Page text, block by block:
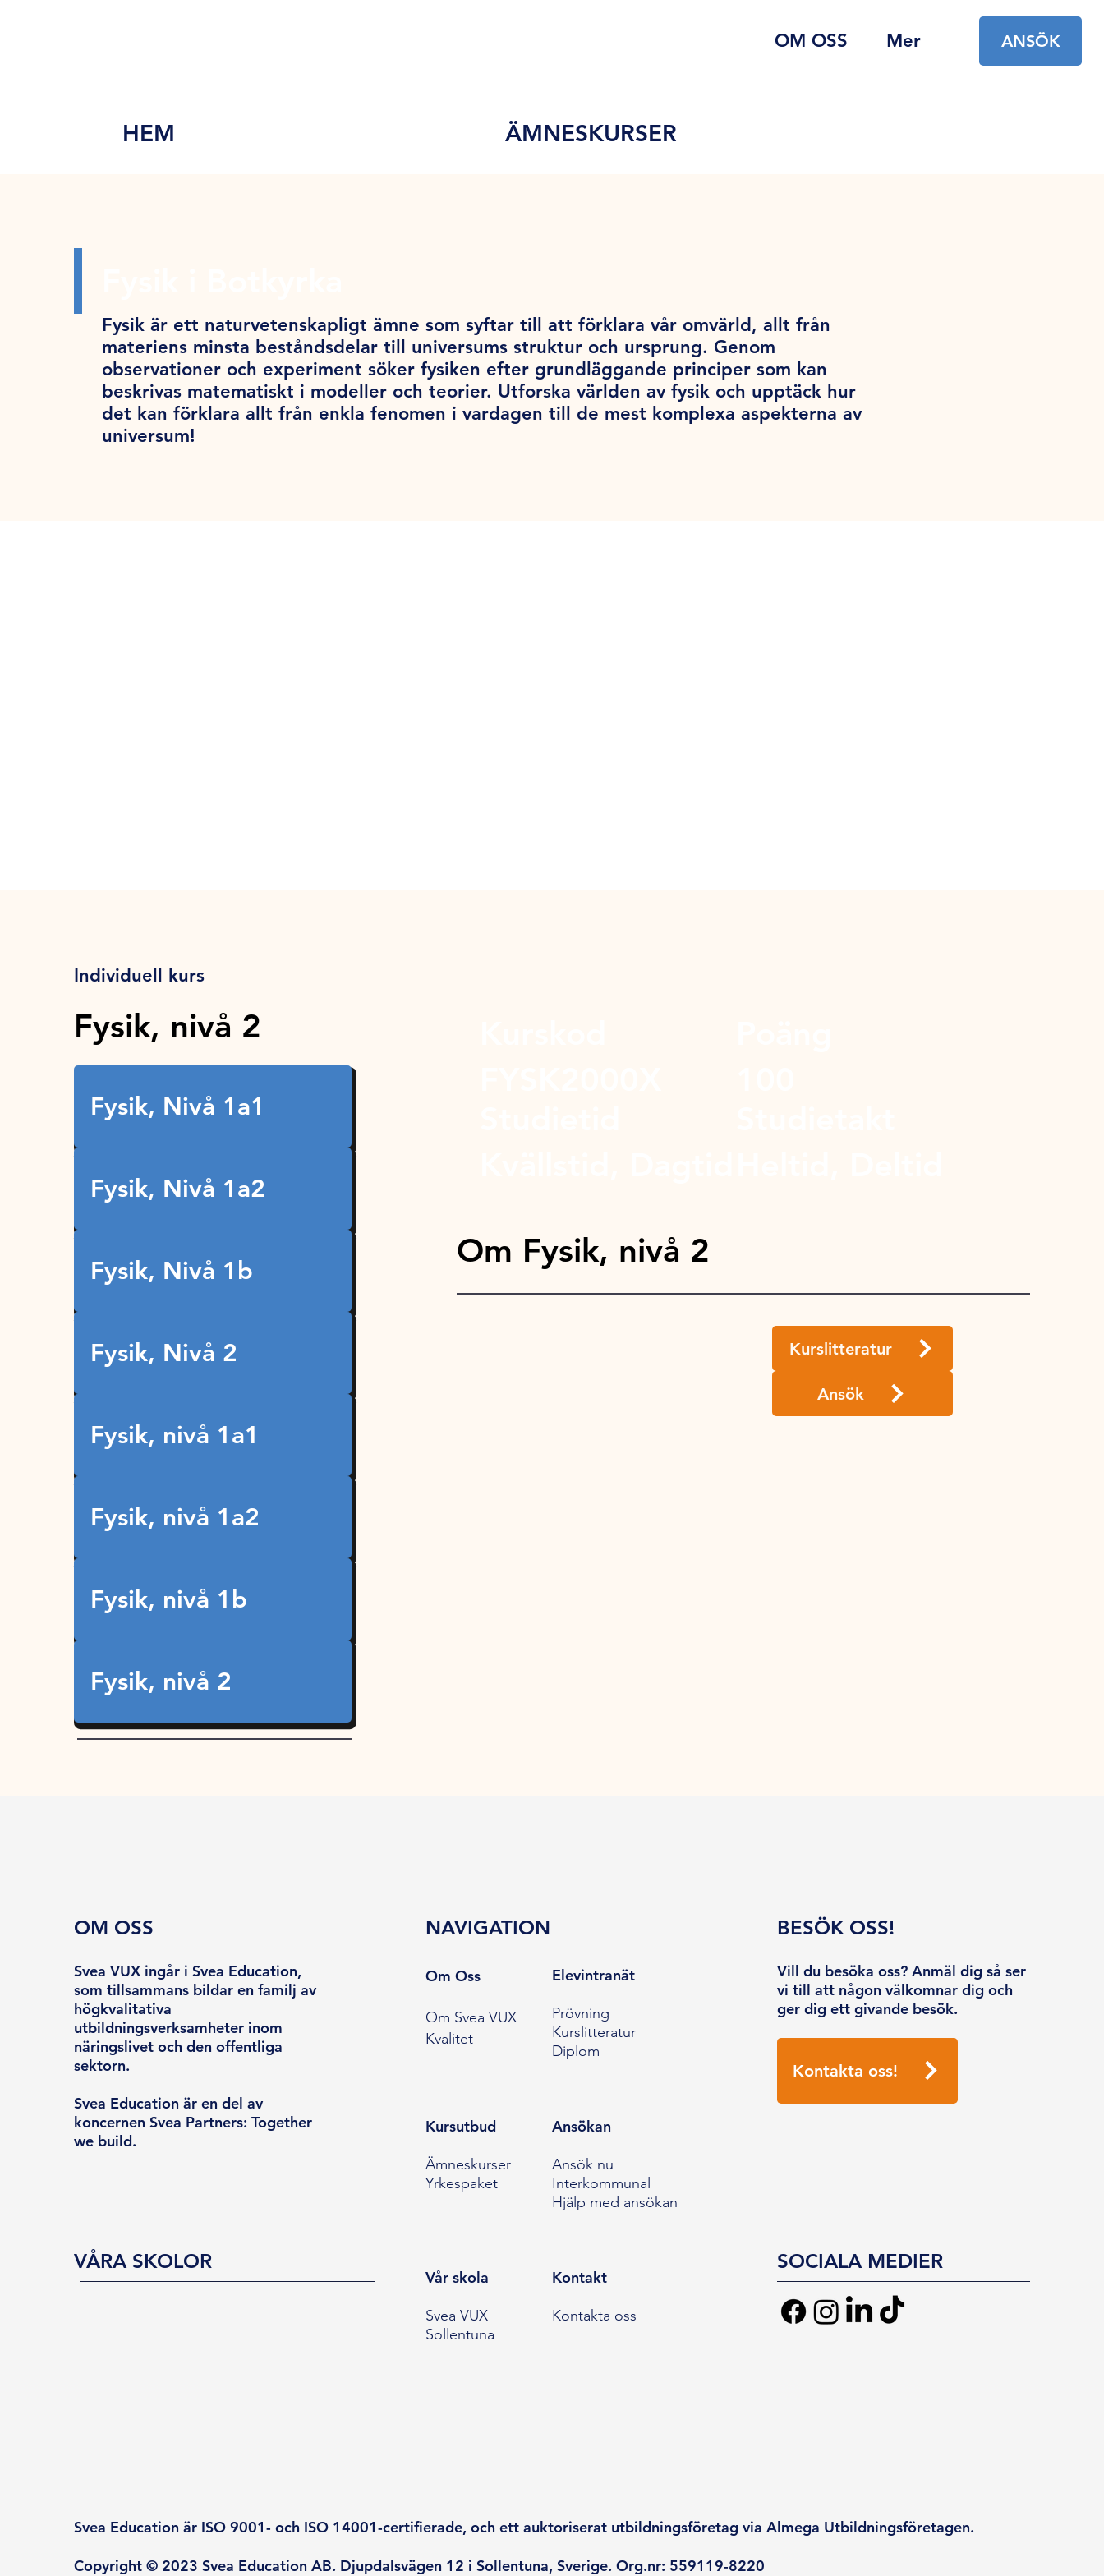
OM OSS Mer ANSÖK
HEM ÄMNESKURSER
Fysik är ett naturvetenskapligt ämne som syftar till att förklara vår omvärld, allt från
materiens minsta beståndsdelar till universums struktur och ursprung. Genom
observationer och experiment söker fysiken efter grundläggande principer som kan
beskrivas matematiskt i modeller och teorier. Utforska världen av fysik och upptäck hur
det kan förklara allt från enkla fenomen i vardagen till de mest komplexa aspekterna av
universum!
Individuell kurs
Fysik, nivå 2
Fysik, Nivå 1a1
Fysik, Nivå 1a2
Fysik, Nivå 1b
Fysik, Nivå 2
Fysik, nivå 1a1
Fysik, nivå 1a2
Fysik, nivå 1b
Fysik, nivå 2
Om Fysik, nivå 2
Kurslitteratur
Ansök
OM OSS
Svea VUX ingår i Svea Education,
som tillsammans bildar en familj av
högkvalitativa
utbildningsverksamheter inom
näringslivet och den offentliga
sektorn.
Svea Education är en del av
koncernen Svea Partners: Together
we build.
VÅRA SKOLOR
NAVIGATION
Om Oss
Om Svea VUX
Kvalitet
Elevintranät
Prövning
Kurslitteratur
Diplom
Kursutbud
Ämneskurser
Yrkespaket
Ansökan
Ansök nu
Interkommunal
Hjälp med ansökan
Vår skola
Svea VUX
Sollentuna
Kontakt
Kontakta oss
BESÖK OSS!
Vill du besöka oss? Anmäl dig så ser
vi till att någon välkomnar dig och
ger dig ett givande besök.
Kontakta oss!
SOCIALA MEDIER
Svea Education är ISO 9001- och ISO 14001-certifierade, och ett auktoriserat utbildningsföretag via Almega Utbildningsföretagen.
Copyright © 2023 Svea Education AB. Djupdalsvägen 12 i Sollentuna, Sverige. Org.nr: 559119-8220